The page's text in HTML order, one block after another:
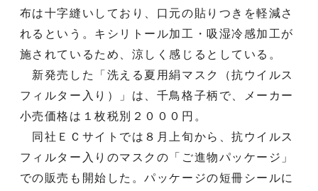
布は十字縫いしており、口元の貼りつきを軽減さ
れるという。キシリトール加工・吸湿冷感加工が
施されているため、涼しく感じるとしている。
新発売した「洗える夏用絹マスク（抗ウイルス
フィルター入り）」は、千鳥格子柄で、メーカー
小売価格は１枚税別２０００円。
同社ＥＣサイトでは８月上旬から、抗ウイルス
フィルター入りのマスクの「ご進物パッケージ」
での販売も開始した。パッケージの短冊シールに